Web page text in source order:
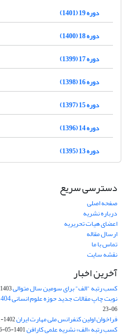
دوره 19 (1401)
دوره 18 (1400)
دوره 17 (1399)
دوره 16 (1398)
دوره 15 (1397)
دوره 14 (1396)
دوره 13 (1395)
دسترسی سریع
صفحه اصلی
درباره نشریه
اعضای هیات تحریریه
ارسال مقاله
تماس با ما
نقشه سایت
آخرین اخبار
کسب رتبه "الف" برای سومین سال متوالی1403-02-01
نوبت چاپ مقالات جدید حوزه علوم انسانی 1404و به بعد خواهد بود
06-23
فراخوان اولین کنفرانس ملی مهارت ایران1402-01-28
کسب رتبه «الف» نشریه علمی کارافن1401-05-06